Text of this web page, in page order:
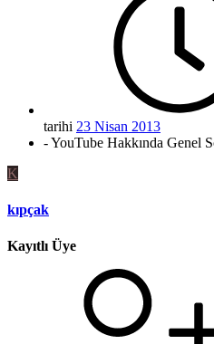
tarihi 23 Nisan 2013
- YouTube Hakkında Genel
K
kıpçak
Kayıtlı Üye